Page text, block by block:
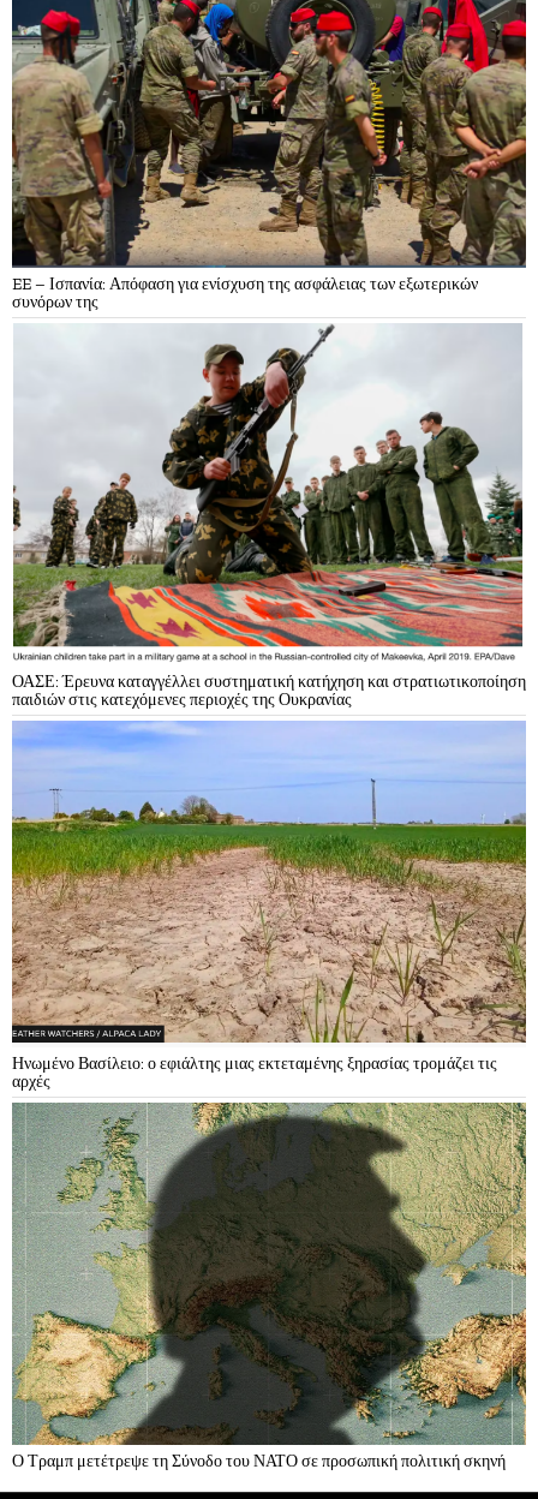
EE – Ισπανία: Απόφαση για ενίσχυση της ασφάλειας των εξωτερικών
συνόρων της
ΟΑΣΕ: Έρευνα καταγγέλλει συστηματική κατήχηση και στρατιωτικοποίηση
παιδιών στις κατεχόμενες περιοχές της Ουκρανίας
Ηνωμένο Βασίλειο: ο εφιάλτης μιας εκτεταμένης ξηρασίας τρομάζει τις
αρχές
Ο Τραμπ μετέτρεψε τη Σύνοδο του ΝΑΤΟ σε προσωπική πολιτική σκηνή